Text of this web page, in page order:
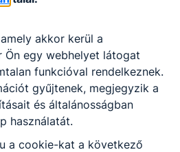
óra:
akkor kerül a
Ön egy webhelyet látogat
funkcióval rendelkeznek.
gyűjtenek, megjegyzik a
és általánosságban
használatát.
a cookie-kat a következő